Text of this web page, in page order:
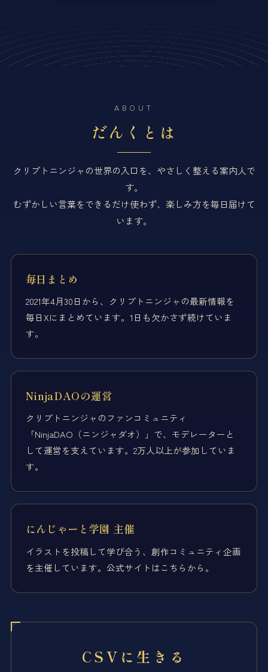
ABOUT
だんくとは
クリプトニンジャの世界の入口を、やさしく整える案内人で
す。
むずかしい言葉をできるだけ使わず、楽しみ方を毎日届けて
います。
毎日まとめ
2021年4月30日から、クリプトニンジャの最新情報を
毎日Xにまとめています。1日も欠かさず続けていま
す。
NinjaDAOの運営
クリプトニンジャのファンコミュニティ
「NinjaDAO（ニンジャダオ）」で、モデレーターと
して運営を支えています。2万人以上が参加していま
す。
にんじゃーと学園 主催
イラストを投稿して学び合う、創作コミュニティ企画
を主催しています。公式サイトはこちらから。
CSVに生きる